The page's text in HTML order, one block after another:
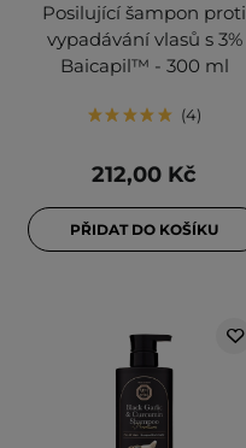
Posilující šampon proti
vypadávání vlasů s 3%
Baicapil™ - 300 ml
4
212,00 Kč
PŘIDAT DO KOŠÍKU